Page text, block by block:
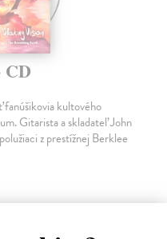
kultového
Gitarista a skladateľ John
z prestížnej Berklee